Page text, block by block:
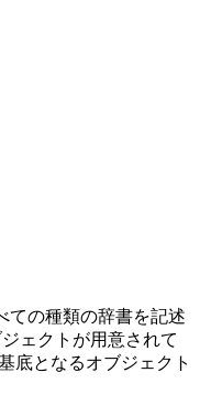
ての種類の辞書を記述
ェクトが用意されて
底となるオブジェクト